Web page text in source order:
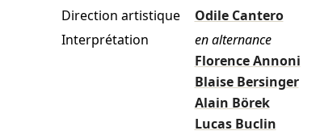
Direction artistique
Odile Cantero
Interprétation
en alternance
Florence Annoni
Blaise Bersinger
Alain Börek
Lucas Buclin